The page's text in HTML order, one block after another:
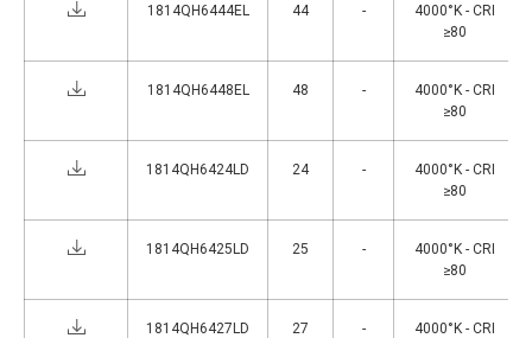
1814QH6444EL 44 -
4000°K - CRI
≥80
1814QH6448EL 48 -
4000°K - CRI
≥80
1814QH6424LD 24 -
4000°K - CRI
≥80
1814QH6425LD 25 -
4000°K - CRI
≥80
1814QH6427LD 27 -
4000°K - CRI